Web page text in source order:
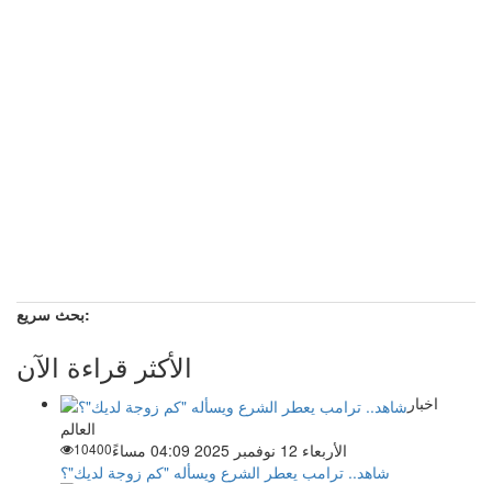
بحث سريع:
الأكثر قراءة الآن
اخبار
العالم
الأربعاء 12 نوفمبر 2025 04:09 مساءً
10400
شاهد.. ترامب يعطر الشرع ويسأله "كم زوجة لديك"؟